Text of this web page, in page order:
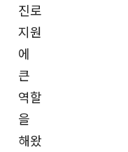
진로
지원
에
큰
역할
을
해왔